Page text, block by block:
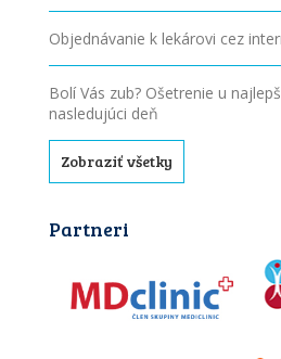
Objednávanie k lekárovi cez
Bolí Vás zub? Ošetrenie u
nasledujúci deň
Zobraziť všetky
Partneri